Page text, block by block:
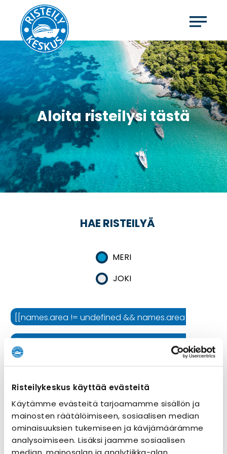
Risteilykeskus käyttää evästeitä
Käytämme evästeitä tarjoamamme sisällön ja
mainosten räätälöimiseen, sosiaalisen median
ominaisuuksien tukemiseen ja kävijämäärämme
analysoimiseen. Lisäksi jaamme sosiaalisen
Aloita risteilysi tästä
HAE RISTEILYÄ
MERI
JOKI
[[names.area != undefined && names.area != '' ?
[[names.cruiseline != undefined && names.cruiseline
[[names.ship != undefined && names.ship != '' ?
Risteilyn kesto